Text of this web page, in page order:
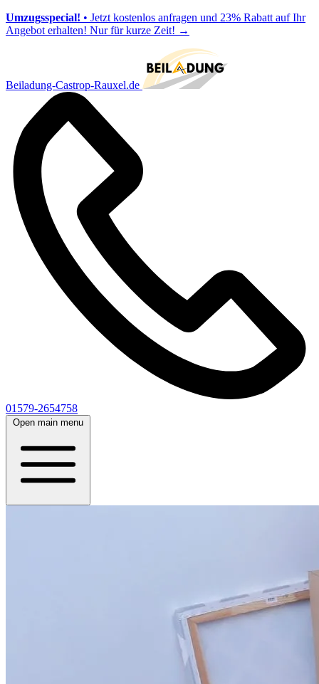
Umzugsspecial! • Jetzt kostenlos anfragen und 23% Rabatt auf Ihr
Angebot erhalten! Nur für kurze Zeit! →
Beiladung-Castrop-Rauxel.de
01579-2654758
Open main menu